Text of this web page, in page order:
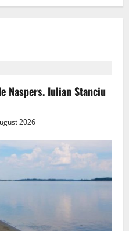
Naspers. Iulian Stanciu
2026